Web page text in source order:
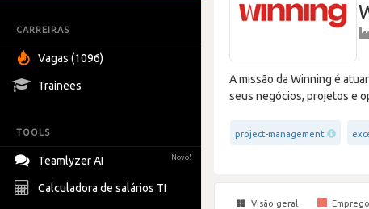
CARREIRAS
Vagas (1096)
Trainees
TOOLS
Teamlyzer AI Novo!
Calculadora de salários TI
A missão da Winning é
seus negócios, projetos e
project-management
Visão geral Emprego